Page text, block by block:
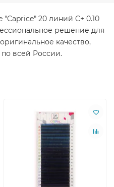
20 линий C+ 0.10
решение для
качество,
всей России.